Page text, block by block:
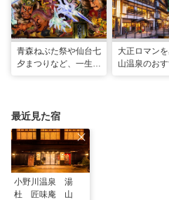
青森ねぶた祭や仙台七
夕まつりなど、一生に
大正ロマン
山温泉のお
最近見た宿
小野川温泉 湯
杜 匠味庵 山